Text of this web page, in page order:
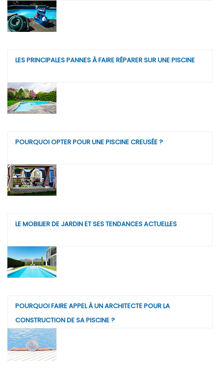
LES PRINCIPALES PANNES À FAIRE RÉPARER SUR UNE PISCINE
POURQUOI OPTER POUR UNE PISCINE CREUSÉE ?
LE MOBILIER DE JARDIN ET SES TENDANCES ACTUELLES
POURQUOI FAIRE APPEL À UN ARCHITECTE POUR LA
CONSTRUCTION DE SA PISCINE ?